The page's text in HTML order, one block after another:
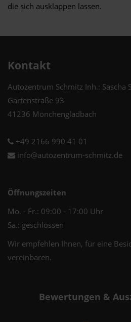
die sich ausklappen lassen.
Kontakt
Autozentrum Schmitz Inh.: Sascha
Gartenstraße 93
41236 Mönchengladbach
+49 2166 990 41 01
info@autozentrum-schmitz.de
Öffnungszeiten
Mo. - Fr.: 09:00 - 17:00 Uhr
Sa.: geschlossen
Wir empfehlen Ihnen, für eine
vereinbaren.
Bewertungen &